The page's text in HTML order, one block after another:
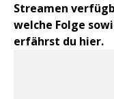
Streamen
welche Folge
erfährst du hier.